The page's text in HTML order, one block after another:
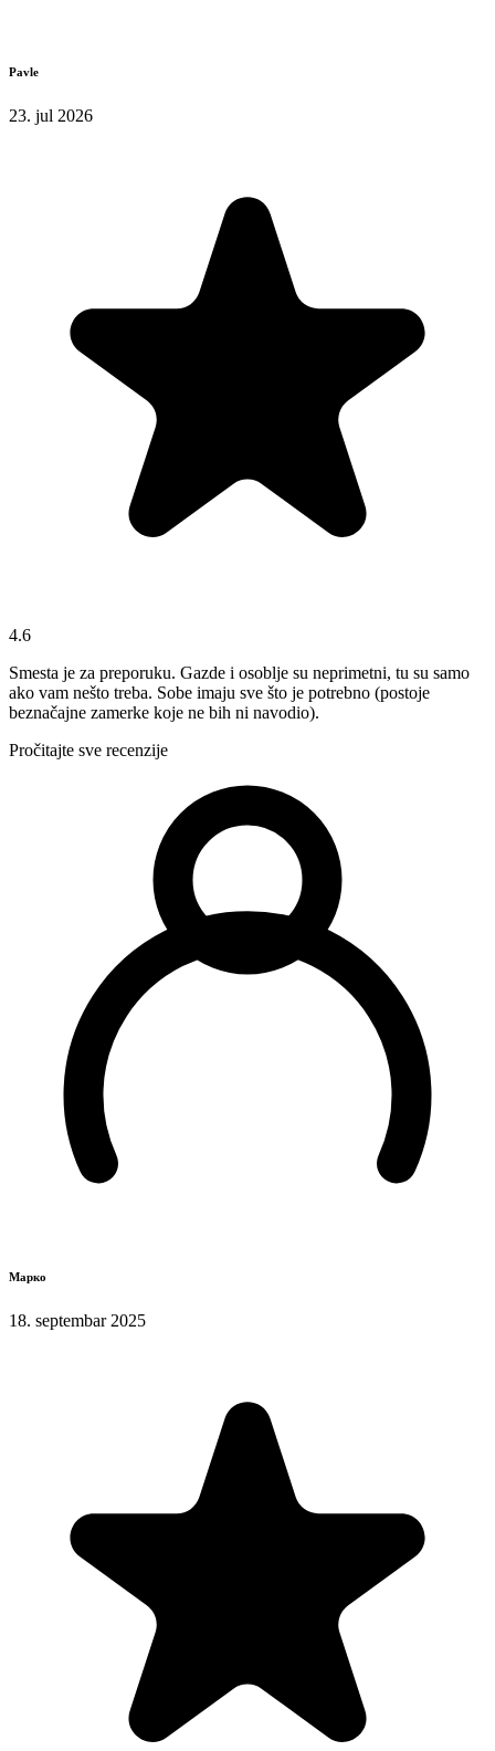
Pavle
23. jul 2026
4.6
Smesta je za preporuku. Gazde i osoblje su neprimetni, tu su samo
ako vam nešto treba. Sobe imaju sve što je potrebno (postoje
beznačajne zamerke koje ne bih ni navodio).
Pročitajte sve recenzije
Марко
18. septembar 2025